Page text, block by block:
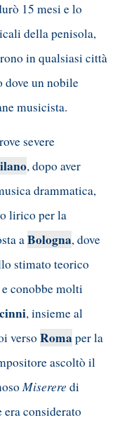
15 mesi e lo
della penisola,
in qualsiasi città
dove un nobile
musicista.
severe
, dopo aver
drammatica,
lirico per la
aBologna, dove
stimato teorico
e conobbe molti
, insieme al
versoRomaper la
ascoltò il
Miserere di
considerato